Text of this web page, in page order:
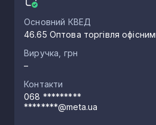
Основний КВЕД
46.65 Оптова торгівля
Виручка, грн
–
Контакти
068 *********
********@meta.ua